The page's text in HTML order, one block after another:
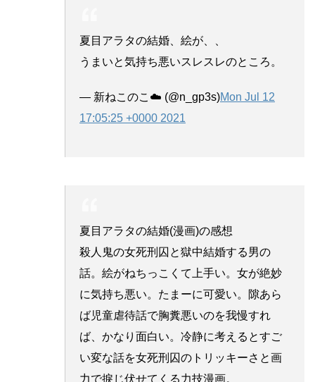
夏目アラタの結婚、絵が、、
うまいと気持ち悪いスレスレのところ。
— 新ねこのこ☁️ (@n_gp3s)Mon Jul 12
17:05:25 +0000 2021
夏目アラタの結婚(漫画)の感想
殺人鬼の女死刑囚と獄中結婚する男の
話。絵がねちっこくて上手い。女が絶妙
に気持ち悪い。たまーに可愛い。隙あら
ば児童虐待話で胸糞悪いのを我慢すれ
ば、かなり面白い。冷静に考えるとすご
い変な話を女死刑囚のトリッキーさと画
力で捩じ伏せてくる力技漫画。